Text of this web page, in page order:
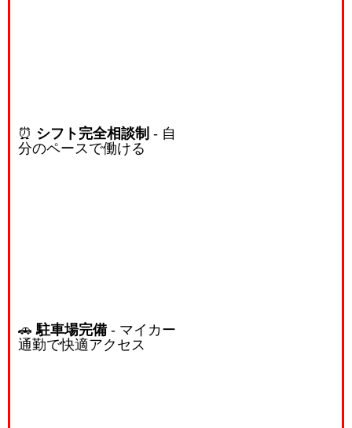
⏰ シフト完全相談制 - 自
分のペースで働ける
🚗駐車場完備- マイカー
通勤で快適アクセス